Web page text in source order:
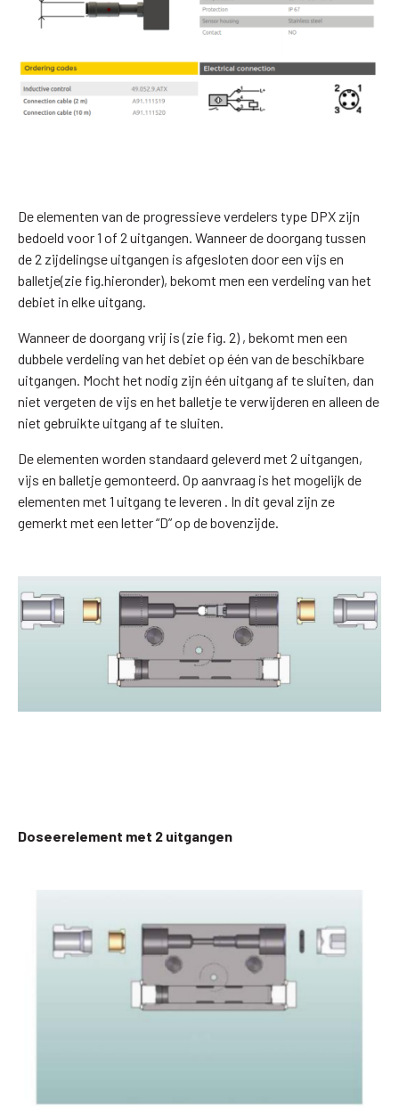
De elementen van de progressieve verdelers type DPX zijn
bedoeld voor 1 of 2 uitgangen. Wanneer de doorgang tussen
de 2 zijdelingse uitgangen is afgesloten door een vijs en
balletje(zie fig.hieronder), bekomt men een verdeling van het
debiet in elke uitgang.
Wanneer de doorgang vrij is (zie fig. 2) , bekomt men een
dubbele verdeling van het debiet op één van de beschikbare
uitgangen. Mocht het nodig zijn één uitgang af te sluiten, dan
niet vergeten de vijs en het balletje te verwijderen en alleen de
niet gebruikte uitgang af te sluiten.
De elementen worden standaard geleverd met 2 uitgangen,
vijs en balletje gemonteerd. Op aanvraag is het mogelijk de
elementen met 1 uitgang te leveren . In dit geval zijn ze
gemerkt met een letter “D” op de bovenzijde.
Doseerelement met 2 uitgangen